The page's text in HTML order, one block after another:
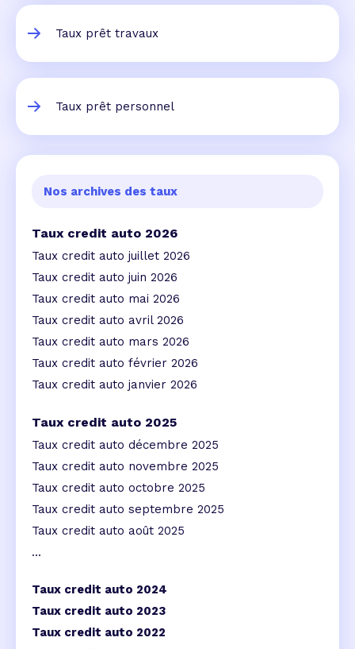
Taux prêt travaux
Taux prêt personnel
Nos archives des taux
Taux credit auto 2026
Taux credit auto juillet 2026
Taux credit auto juin 2026
Taux credit auto mai 2026
Taux credit auto avril 2026
Taux credit auto mars 2026
Taux credit auto février 2026
Taux credit auto janvier 2026
Taux credit auto 2025
Taux credit auto décembre 2025
Taux credit auto novembre 2025
Taux credit auto octobre 2025
Taux credit auto septembre 2025
Taux credit auto août 2025
...
Taux credit auto 2024
Taux credit auto 2023
Taux credit auto 2022